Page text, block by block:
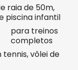
raia de 50m,
piscina infantil
para treinos
completos
vôlei de